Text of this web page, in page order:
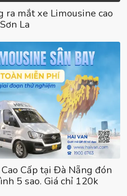
ra mắt xe Limousine cao
La
Cấp tại Đà Nẵng đón
5 sao. Giá chỉ 120k